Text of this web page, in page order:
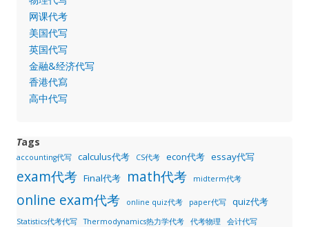
网课代考
美国代写
英国代写
金融&经济代写
香港代寫
高中代写
Tags
accounting代写 calculus代考 CS代考 econ代考 essay代写
exam代考 Final代考 math代考 midterm代考
online exam代考 online quiz代考 paper代写 quiz代考
Statistics代考代写 Thermodynamics热力学代考 代考物理 会计代写